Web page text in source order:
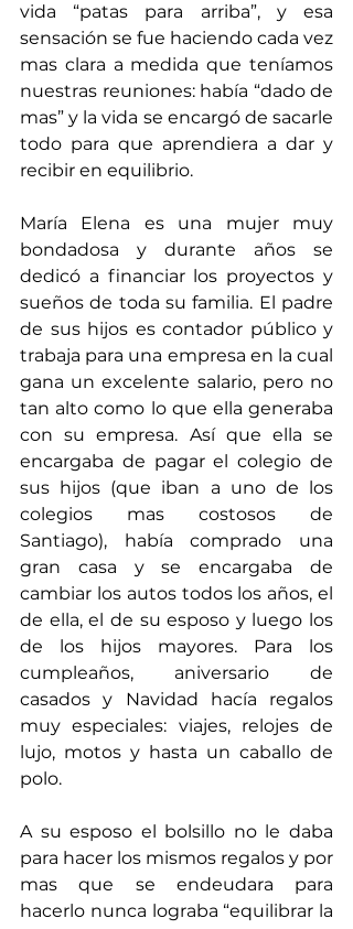
vida “patas para arriba”, y esa
sensación se fue haciendo cada vez
mas clara a medida que teníamos
nuestras reuniones: había “dado de
mas” y la vida se encargó de sacarle
todo para que aprendiera a dar y
recibir en equilibrio.
María Elena es una mujer muy
bondadosa y durante años se
dedicó a financiar los proyectos y
sueños de toda su familia. El padre
de sus hijos es contador público y
trabaja para una empresa en la cual
gana un excelente salario, pero no
tan alto como lo que ella generaba
con su empresa. Así que ella se
encargaba de pagar el colegio de
sus hijos (que iban a uno de los
colegios mas costosos de
Santiago), había comprado una
gran casa y se encargaba de
cambiar los autos todos los años, el
de ella, el de su esposo y luego los
de los hijos mayores. Para los
cumpleaños, aniversario de
casados y Navidad hacía regalos
muy especiales: viajes, relojes de
lujo, motos y hasta un caballo de
polo.
A su esposo el bolsillo no le daba
para hacer los mismos regalos y por
mas que se endeudara para
hacerlo nunca lograba “equilibrar la